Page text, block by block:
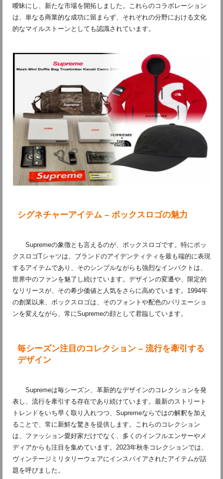
曖昧にし、新たな市場を開拓しました。これらのコラボレーション
は、単なる商業的な成功に留まらず、それぞれの分野における文化
的なマイルストーンとしても認識されています。
シグネチャーアイテム – ボックスロゴの魅力
Supremeの象徴とも言えるのが、ボックスロゴです。特にボッ
クスロゴTシャツは、ブランドのアイデンティティを最も端的に表現
するアイテムであり、そのシンプルながらも強烈なインパクトは、
世界中のファンを魅了し続けています。デザインの変遷や、限定的
なリリースが、その希少価値と人気をさらに高めています。1994年
の創業以来、ボックスロゴは、そのフォントや配色のバリエーショ
ンを変えながら、常にSupremeの顔として君臨しています。
毎シーズン注目のコレクション – 流行を牽引する
デザイン
Supremeは毎シーズン、革新的なデザインのコレクションを発
表し、流行を牽引する存在であり続けています。最新のストリート
トレンドをいち早く取り入れつつ、Supremeならではの解釈を加え
ることで、常に新鮮な驚きを提供します。これらのコレクション
は、ファッション愛好家だけでなく、多くのインフルエンサーやメ
ディアからも注目を集めています。2023年秋冬コレクションでは、
ヴィンテージミリタリーウェアにインスパイアされたアイテムが話
題を呼びました。